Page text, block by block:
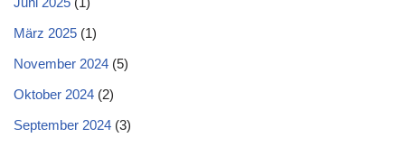
März 2025 (1)
November 2024 (5)
Oktober 2024 (2)
September 2024 (3)